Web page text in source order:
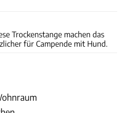
Trockenstange machen das
für Campende mit Hund.